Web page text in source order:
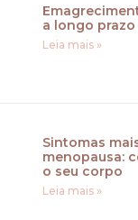
a longo prazo
Leia mais »
Sintomas
menopausa:
o seu corpo
Leia mais »